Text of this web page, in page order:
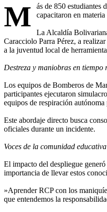
M
ás de 850 estudiantes
capacitaron en
‎La Alcaldía
Caracciolo Parra Pérez, a
a la juventud local de
Destreza y maniobras en tiempo
‎Los equipos de Bomberos de
participantes ejecutaron
equipos de respiración autónoma
‎Este abordaje directo busca
oficiales durante un incidente.
Voces de la comunidad educativa
‎El impacto del despliegue
importancia de llevar estos
‎»Aprender RCP con los
que entendemos la